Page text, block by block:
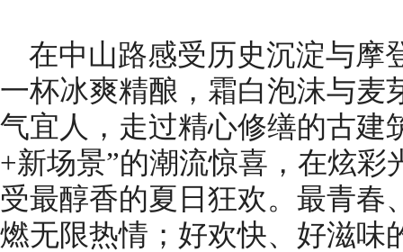
在中山路感受历史沉淀与摩
一杯冰爽精酿，霜白泡沫与麦
气宜人，走过精心修缮的古建
+新场景”的潮流惊喜，在炫彩
受最醇香的夏日狂欢。最青春
燃无限热情；好欢快、好滋味